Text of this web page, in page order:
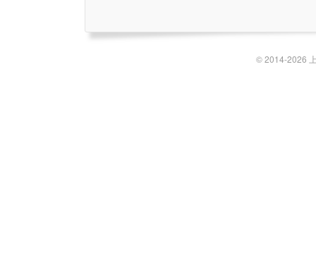
© 2014-2026